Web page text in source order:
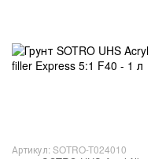
Артикул: SOTRO-T024010